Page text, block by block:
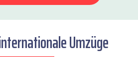
Umzüge